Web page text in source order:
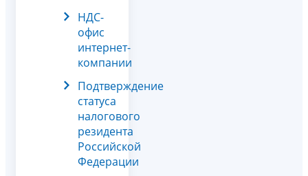
НДС-
офис
интернет-
компании
Подтверждение
статуса
налогового
резидента
Российской
Федерации